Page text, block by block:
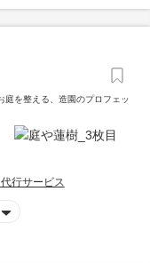
庭を整える、造園のプロフェッ
行サービス